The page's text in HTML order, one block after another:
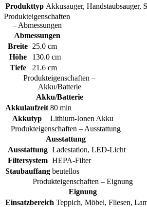
Produkttyp Akkusauger, Handstaubsauger,
Produkteigenschaften
– Abmessungen
Abmessungen
Breite 25.0 cm
Höhe
130.0 cm
Tiefe
21.6 cm
Produkteigenschaften –
Akku/Batterie
Akku/Batterie
Akkulaufzeit 80 min
Akkutyp
Lithium-Ionen Akku
Produkteigenschaften – Ausstattung
Ausstattung
Ausstattung Ladestation, LED-Licht
Filtersystem HEPA-Filter
Staubauffang beutellos
Produkteigenschaften – Eignung
Eignung
Einsatzbereich Teppich, Möbel, Fliesen,